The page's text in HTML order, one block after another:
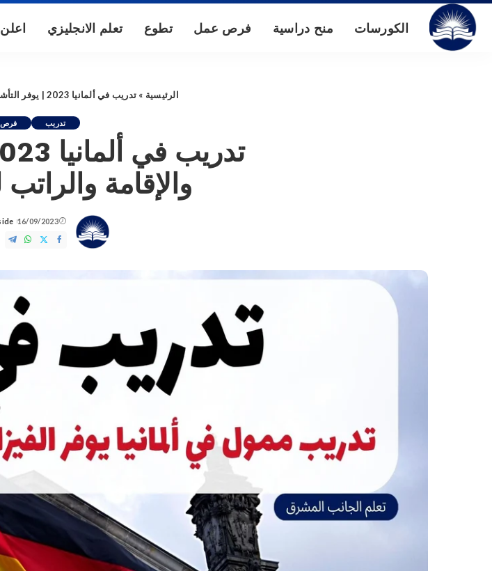
الكورسات منح دراسية فرص عمل تطوع تعلم الانجليزي
الرئيسية » تدريب في ألمانيا 2023 | يوفر التأشيرة والإقامة والراتب لمدة 3 أشهر
تدريب
والإقامة والراتب
16/09/2023
by